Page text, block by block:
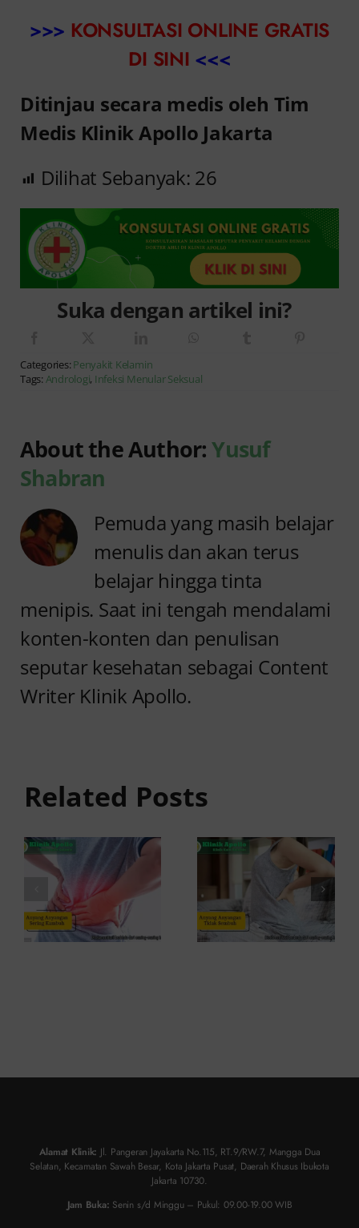
>>> KONSULTASI ONLINE GRATIS
DI SINI <<<
Ditinjau secara medis oleh Tim
Medis Klinik Apollo Jakarta
Dilihat Sebanyak: 26
Suka dengan artikel ini?
Categories: Penyakit Kelamin
Tags: Andrologi, Infeksi Menular Seksual
About the Author:Yusuf
Shabran
Pemuda yang masih belajar
menulis dan akan terus
belajar hingga tinta
menipis. Saat ini tengah mendalami
konten-konten dan penulisan
seputar kesehatan sebagai Content
Writer Klinik Apollo.
Related Posts
Sering
Kambuh
dan Cara
Atasinya
Penyebab
dan
Solusinya
Alamat Klinik: Jl. Pangeran Jayakarta No.115, RT.9/RW.7, Mangga Dua
Selatan, Kecamatan Sawah Besar, Kota Jakarta Pusat, Daerah Khusus Ibukota
Jakarta 10730.
Jam Buka: Senin s/d Minggu – Pukul: 09.00-19.00 WIB